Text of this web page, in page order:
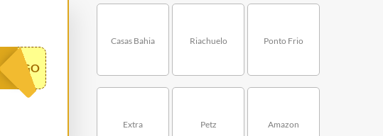
RIGO
Casas Bahia Riachuelo Ponto Frio
Extra Petz Amazon